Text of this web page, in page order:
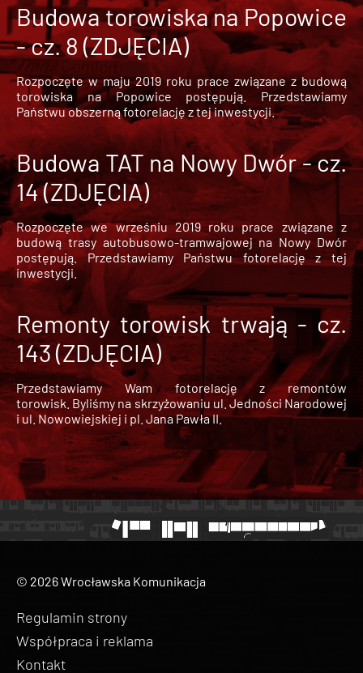
Budowa torowiska na Popowice
- cz. 8 (ZDJĘCIA)
Rozpoczęte w maju 2019 roku prace związane z budową
torowiska na Popowice
postępują. Przedstawiamy
Państwu obszerną fotorelację z tej inwestycji.
Budowa TAT na Nowy Dwór - cz.
14 (ZDJĘCIA)
Rozpoczęte we wrześniu 2019 roku prace związane z
budową trasy autobusowo-tramwajowej na Nowy Dwór
postępują. Przedstawiamy Państwu fotorelację z tej
inwestycji.
Remonty torowisk trwają - cz.
143 (ZDJĘCIA)
Przedstawiamy Wam fotorelację z remontów
torowisk. Byliśmy na skrzyżowaniu ul. Jedności Narodowej
i ul. Nowowiejskiej i pl. Jana Pawła II.
© 2026 Wrocławska Komunikacja
Regulamin strony
Współpraca i reklama
Kontakt